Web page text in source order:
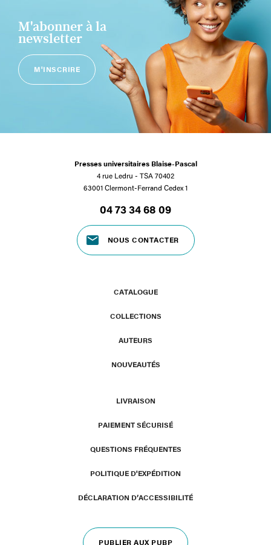
M'abonner à la
newsletter
M'INSCRIRE
Presses universitaires Blaise-Pascal
4 rue Ledru - TSA 70402
63001 Clermont-Ferrand Cedex 1
04 73 34 68 09
NOUS CONTACTER
CATALOGUE
COLLECTIONS
AUTEURS
NOUVEAUTÉS
LIVRAISON
PAIEMENT SÉCURISÉ
QUESTIONS FRÉQUENTES
POLITIQUE D'EXPÉDITION
DÉCLARATION D’ACCESSIBILITÉ
PUBLIER AUX PUBP